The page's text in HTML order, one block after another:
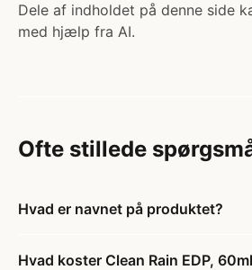
Dele af indholdet på denne side
med hjælp fra AI.
Ofte stillede
Hvad er navnet på produktet?
Hvad koster Clean Rain EDP,